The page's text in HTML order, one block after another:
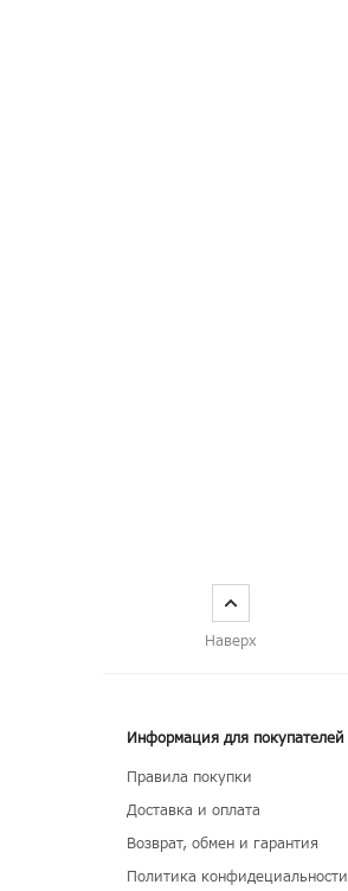
Наверх
Информация для покупателей
Правила покупки
Доставка и оплата
Возврат, обмен и гарантия
Политика конфидециальности